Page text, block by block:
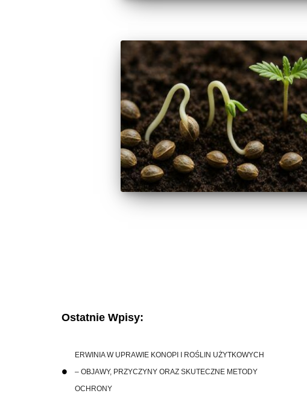
Ostatnie Wpisy:
ERWINIA W UPRAWIE KONOPI I ROŚLIN UŻYTKOWYCH
– OBJAWY, PRZYCZYNY ORAZ SKUTECZNE METODY
OCHRONY